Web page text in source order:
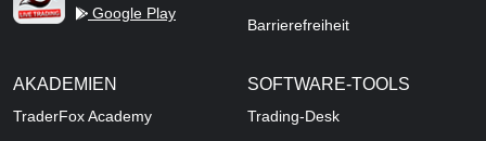
Google Play
Barrierefreiheit
AKADEMIEN
TraderFox Academy
SOFTWARE-TOOLS
Trading-Desk